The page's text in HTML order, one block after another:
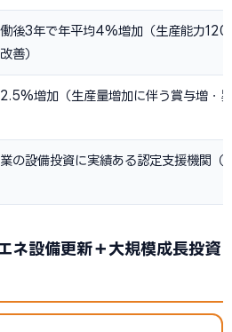
後3年で年平均4%増加（生産能力
善）
増加（生産量増加に伴う賞与増・
の設備投資に実績ある認定支援機関（
ネ設備更新＋大規模成長投資